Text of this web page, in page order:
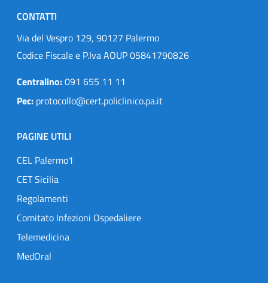
CONTATTI
Via del Vespro 129, 90127 Palermo
Codice Fiscale e P.Iva AOUP 05841790826
Centralino:091 655 11 11
Pec: protocollo@cert.policlinico.pa.it
PAGINE UTILI
CEL Palermo1
CET Sicilia
Regolamenti
Comitato Infezioni Ospedaliere
Telemedicina
MedOral